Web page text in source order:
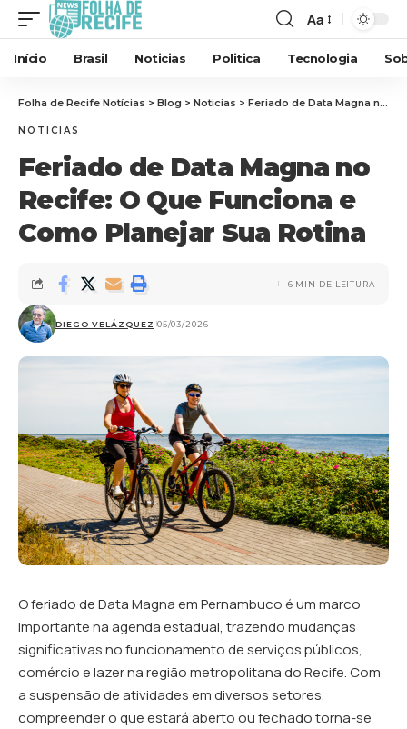
Aa
Início Brasil Noticias Politica Tecnologia
Folha de Recife Notícias > Blog > Noticias > Feriado de Data Magna no Recife: O Que Funciona e Como Planejar Sua Rotina
NOTICIAS
Feriado de Data Magna no
Recife: O Que Funciona e
Como Planejar Sua Rotina
DIEGO VELÁZQUEZ 05/03/2026
6 MIN DE LEITURA
O feriado de Data Magna em Pernambuco é um marco
importante na agenda estadual, trazendo mudanças
significativas no funcionamento de serviços públicos,
comércio e lazer na região metropolitana do Recife. Com
a suspensão de atividades em diversos setores,
compreender o que estará aberto ou fechado torna-se